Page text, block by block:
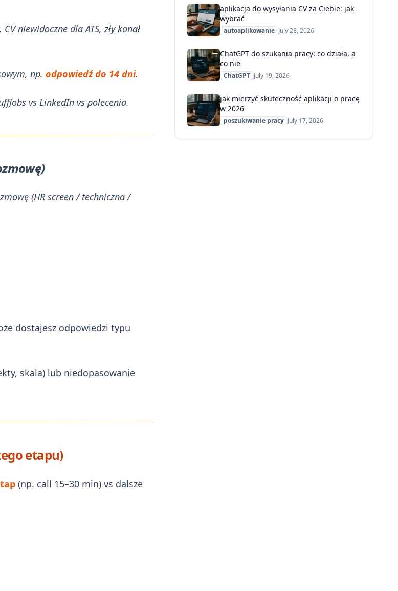
niewidoczne dla ATS, zły kanał
np. odpowiedź do 14 dni.
vs LinkedIn vs polecenia.
(HR screen / techniczna /
dostajesz odpowiedzi typu
skala) lub niedopasowanie
etapu)
(np. call 15–30 min) vs dalsze
aplikacja do wysyłania CV za Ciebie: jak
wybrać
autoaplikowanie July 28, 2026
ChatGPT do szukania pracy: co działa, a
co nie
ChatGPT July 19, 2026
jak mierzyć skuteczność aplikacji o pracę
w 2026
poszukiwanie pracy July 17, 2026